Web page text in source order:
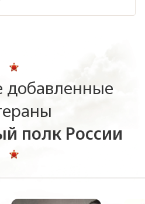
добавленные
полк России